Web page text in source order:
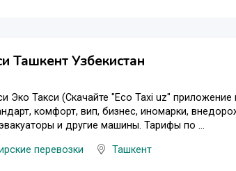
Ташкент Узбекистан
Эко Такси (Скачайте "Eco Taxi uz"
комфорт, вип, бизнес, иномарки,
и другие машины. Тарифы по ...
перевозки Ташкент